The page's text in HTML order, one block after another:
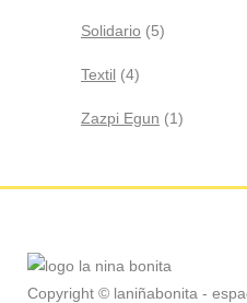
Solidario (5)
Textil (4)
Zazpi Egun (1)
Copyright © laniñabonita -